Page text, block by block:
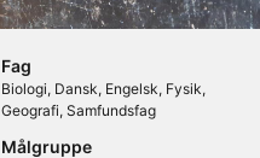
Fag
Biologi Dansk Engelsk Fysik
Geografi Samfundsfag
Målgruppe